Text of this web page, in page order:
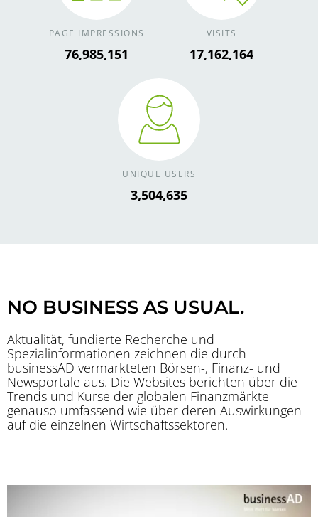
PAGE IMPRESSIONS
85,233,560
VISITS
19,000,968
UNIQUE USERS
3,880,131
NO BUSINESS AS USUAL.
Aktualität, fundierte Recherche und
Spezialinformationen zeichnen die durch
businessAD vermarkteten Börsen-, Finanz- und
Newsportale aus. Die Websites berichten über die
Trends und Kurse der globalen Finanzmärkte
genauso umfassend wie über deren Auswirkungen
auf die einzelnen Wirtschaftssektoren.